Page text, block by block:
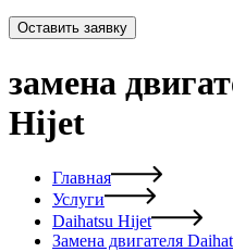
Оставить заявку
замена
Hijet
Главная
Услуги
Daihatsu Hijet
Замена двигателя